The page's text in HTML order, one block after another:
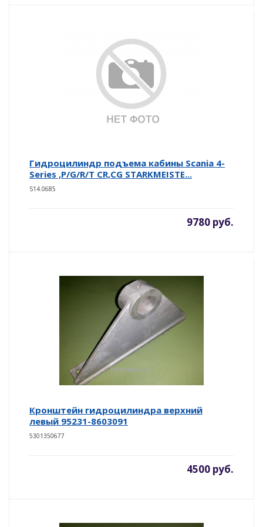
Гидроцилиндр подъема кабины Scania 4-
Series ,P/G/R/T CR,CG STARKMEISTE...
S14.0685
9780 руб.
Кронштейн гидроцилиндра верхний
левый 95231-8603091
5301350677
4500 руб.